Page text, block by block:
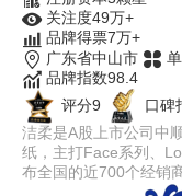
关注度49万+
品牌得票7万+
广东省中山市
品牌指数98.4
评分9
口碑
洁柔是A股上市公司中
纸，主打Face系列、
布全国的近700个经销